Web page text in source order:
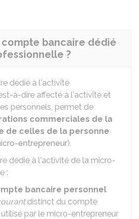
compte bancaire dédié
?
dédié à l'activité
à-dire affecté à l'activité et
personnels, permet de
commerciales de la
de celles de la personne
entrepreneur).
dédié à l'activité de la micro-
:
bancaire personnel
distinct du compte
par le micro-entrepreneur